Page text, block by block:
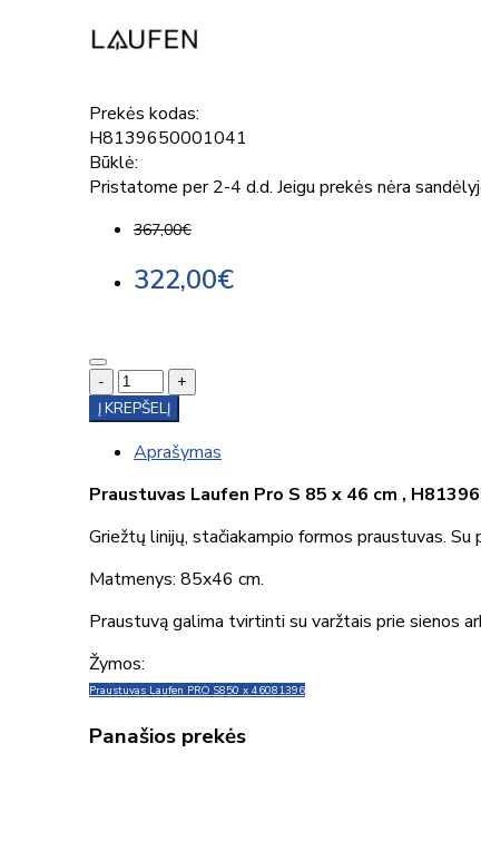
Prekės kodas:
H8139650001041
Būklė:
Pristatome per 2-4 d.d. Jeigu prekės nėra
367,00€
322,00€
-
+
Į KREPŠELĮ
Aprašymas
Praustuvas Laufen Pro S 85 x 46 cm ,
Griežtų linijų, stačiakampio formos praustuvas. Su
Matmenys: 85x46 cm.
Praustuvą galima tvirtinti su varžtais prie sienos
Žymos:
Praustuvas Laufen PRO S850 x 46081396
Panašios prekės